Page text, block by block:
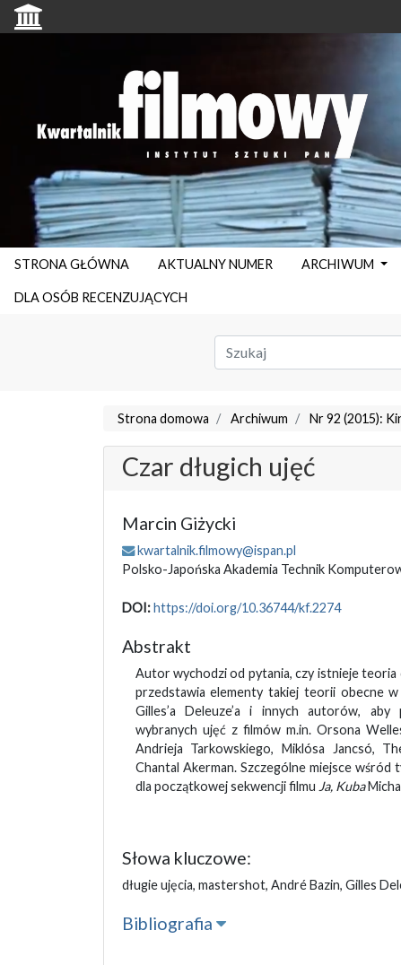
STRONA GŁÓWNA AKTUALNY NUMER ARCHIWUM
DLA OSÓB RECENZUJĄCYCH
Strona domowa Archiwum Nr 92 (2015):
Czar długich ujęć
Marcin Giżycki
kwartalnik.filmowy@ispan.pl
Polsko-Japońska Akademia Technik
DOI:https://doi.org/10.36744/kf.2274
Abstrakt
Autor wychodzi od pytania, czy istnieje teoria
przedstawia elementy takiej teorii obecne w
Gilles’a Deleuze’a i innych autorów, aby
wybranych ujęć z filmów m.in. Orsona
Andrieja Tarkowskiego, Miklósa Jancsó,
Chantal Akerman. Szczególne miejsce wśród
dla początkowej sekwencji filmu Ja, Kuba
Słowa kluczowe:
długie ujęcia, mastershot, André Bazin, Gilles
Bibliografia